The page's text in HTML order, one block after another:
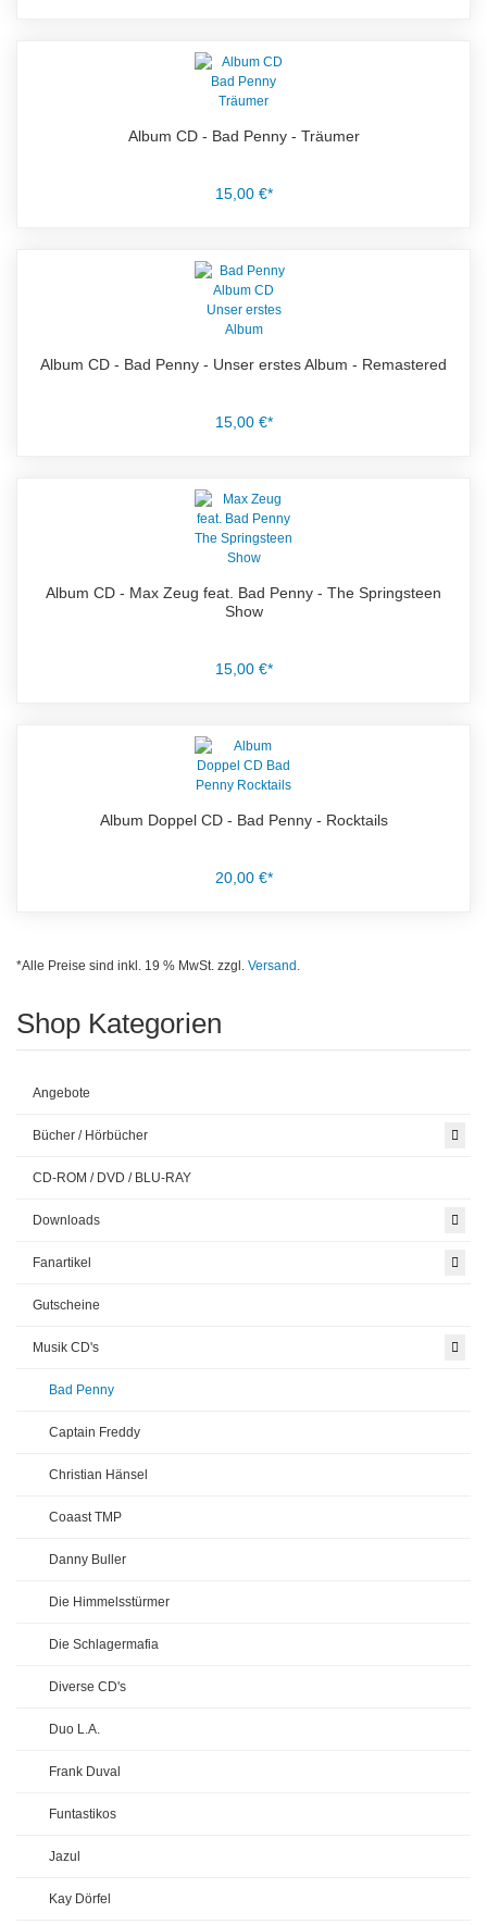
Album CD - Bad Penny - Träumer
15,00 €*
Album CD - Bad Penny - Unser erstes Album - Remastered
15,00 €*
Album CD - Max Zeug feat. Bad Penny - The Springsteen
Show
15,00 €*
Album Doppel CD - Bad Penny - Rocktails
20,00 €*
*Alle Preise sind inkl. 19 % MwSt. zzgl. Versand.
Shop Kategorien
Angebote
Bücher / Hörbücher
CD-ROM / DVD / BLU-RAY
Downloads
Fanartikel
Gutscheine
Musik CD's
Bad Penny
Captain Freddy
Christian Hänsel
Coaast TMP
Danny Buller
Die Himmelsstürmer
Die Schlagermafia
Diverse CD's
Duo L.A.
Frank Duval
Funtastikos
Jazul
Kay Dörfel